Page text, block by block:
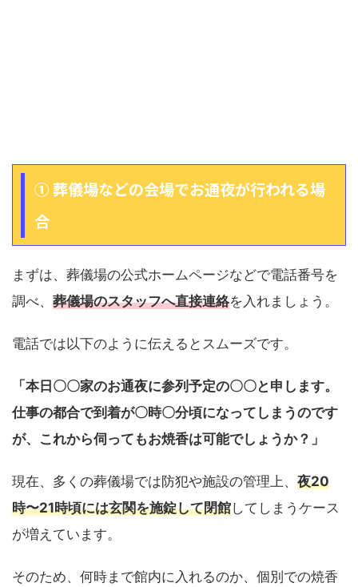
① 葬儀場などの会場でお通夜が行われる場
合
まずは、葬儀場の公式ホームページなどで電話番号を
調べ、 葬儀場のスタッフへ直接連絡を入れましょう。
電話では以下のように伝えるとスムーズです。
「本日〇〇家のお通夜に参列予定の〇〇と申します。
仕事の都合で到着が〇時〇分頃になってしまうのです
が、これから伺ってもお焼香は可能でしょうか？」
現在、多くの葬儀場では防犯や施設の管理上、 夜20
時〜21時頃には玄関を施錠して閉館してしまうケース
が増えています。
そのため、何時まで館内に入れるのか、個別での焼香